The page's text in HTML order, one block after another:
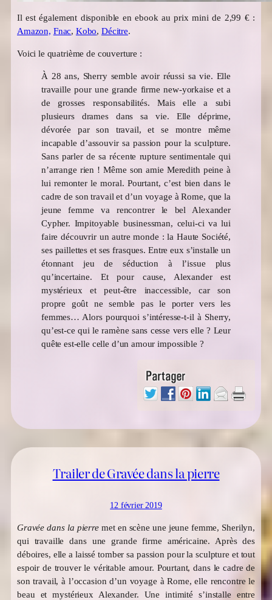
Il est également disponible en ebook au prix mini de 2,99 € :
Amazon, Fnac, Kobo,Décitre.
Voici le quatrième de couverture :
À 28 ans, Sherry semble avoir réussi sa vie. Elle
travaille pour une grande firme new-yorkaise et a
de grosses responsabilités. Mais elle a subi
plusieurs drames dans sa vie. Elle déprime,
dévorée par son travail, et se montre même
incapable d’assouvir sa passion pour la sculpture.
Sans parler de sa récente rupture sentimentale qui
n’arrange rien ! Même son amie Meredith peine à
lui remonter le moral. Pourtant, c’est bien dans le
cadre de son travail et d’un voyage à Rome, que la
jeune femme va rencontrer le bel Alexander
Cypher. Impitoyable businessman, celui-ci va lui
faire découvrir un autre monde : la Haute Société,
ses paillettes et ses frasques. Entre eux s’installe un
étonnant jeu de séduction à l’issue plus
qu’incertaine. Et pour cause, Alexander est
mystérieux et peut-être inaccessible, car son
propre goût ne semble pas le porter vers les
femmes… Alors pourquoi s’intéresse-t-il à Sherry,
qu’est-ce qui le ramène sans cesse vers elle ? Leur
quête est-elle celle d’un amour impossible ?
Trailer de Gravée dans la pierre
12 février 2019
Gravée dans la pierremet en scène une jeune femme, Sherilyn,
qui travaille dans une grande firme américaine. Après des
déboires, elle a laissé tomber sa passion pour la sculpture et tout
espoir de trouver le véritable amour. Pourtant, dans le cadre de
son travail, à l’occasion d’un voyage à Rome, elle rencontre le
beau et mystérieux Alexander. Une intimité s’installe entre